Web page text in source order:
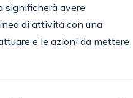
significherà avere
di attività con una
e le azioni da mettere